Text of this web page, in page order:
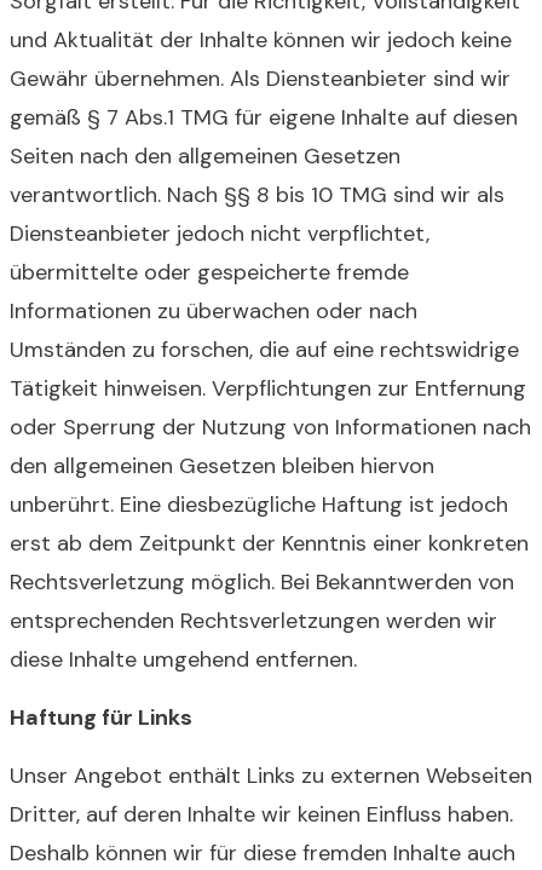
und Aktualität der Inhalte können wir jedoch keine
Gewähr übernehmen. Als Diensteanbieter sind wir
gemäß § 7 Abs.1 TMG für eigene Inhalte auf diesen
Seiten nach den allgemeinen Gesetzen
verantwortlich. Nach §§ 8 bis 10 TMG sind wir als
Diensteanbieter jedoch nicht verpflichtet,
übermittelte oder gespeicherte fremde
Informationen zu überwachen oder nach
Umständen zu forschen, die auf eine rechtswidrige
Tätigkeit hinweisen. Verpflichtungen zur Entfernung
oder Sperrung der Nutzung von Informationen nach
den allgemeinen Gesetzen bleiben hiervon
unberührt. Eine diesbezügliche Haftung ist jedoch
erst ab dem Zeitpunkt der Kenntnis einer konkreten
Rechtsverletzung möglich. Bei Bekanntwerden von
entsprechenden Rechtsverletzungen werden wir
diese Inhalte umgehend entfernen.
Haftung für Links
Unser Angebot enthält Links zu externen Webseiten
Dritter, auf deren Inhalte wir keinen Einfluss haben.
Deshalb können wir für diese fremden Inhalte auch